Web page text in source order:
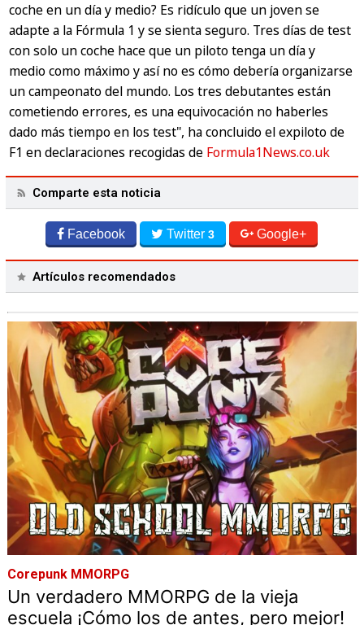
coche en un día y medio? Es ridículo que un joven se
adapte a la Fórmula 1 y se sienta seguro. Tres días de test
con solo un coche hace que un piloto tenga un día y
medio como máximo y así no es cómo debería organizarse
un campeonato del mundo. Los tres debutantes están
cometiendo errores, es una equivocación no haberles
dado más tiempo en los test", ha concluido el expiloto de
F1 en declaraciones recogidas de Formula1News.co.uk
Comparte esta noticia
Facebook Twitter3 Google+
Artículos recomendados
Corepunk MMORPG
Un verdadero MMORPG de la vieja
escuela ¡Cómo los de antes, pero mejor!